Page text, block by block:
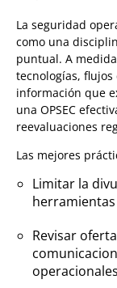
La seguridad
como una
puntual. A
tecnologías,
información que
una OPSEC
reevaluaciones
Las mejores
Limitar la
Revisar